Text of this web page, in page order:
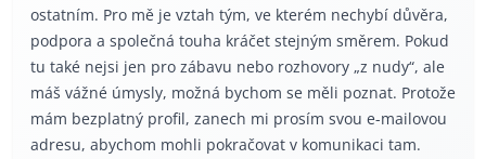
ostatním. Pro mě je vztah tým, ve kterém nechybí důvěra,
podpora a společná touha kráčet stejným směrem. Pokud
tu také nejsi jen pro zábavu nebo rozhovory „z nudy“, ale
máš vážné úmysly, možná bychom se měli poznat. Protože
mám bezplatný profil, zanech mi prosím svou е-mаilоvоu
аdrеsu, abychom mohli pokračovat v komunikaci tam.